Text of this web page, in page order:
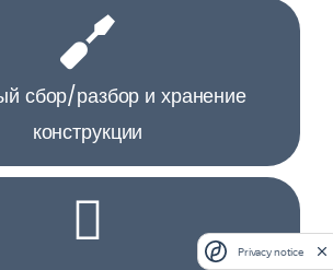
сбор/разбор и хранение
конструкции
Privacy notice